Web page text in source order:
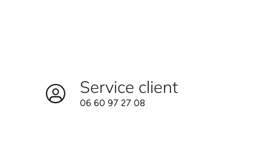
Service client
06 60 97 27 08